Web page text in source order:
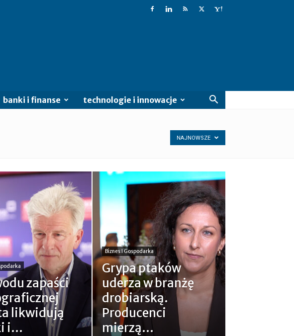
banki i finanse technologie i innowacje
NAJNOWSZE
zapaści
likwidują
i...
Biznes I Gospodarka
Grypa ptaków
uderza w branżę
drobiarską.
Producenci
mierzą...